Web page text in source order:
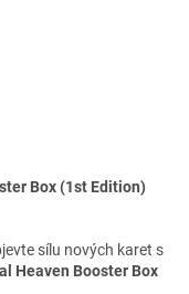
Box (1st Edition)
sílu nových karet s
Heaven Booster Box